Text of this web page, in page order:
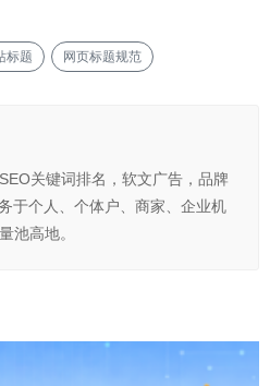
标题 网页标题规范
关键词排名，软文广告，品牌
于个人、个体户、商家、企业机
池高地。